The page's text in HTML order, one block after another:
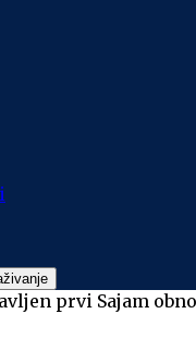
prvi Sajam